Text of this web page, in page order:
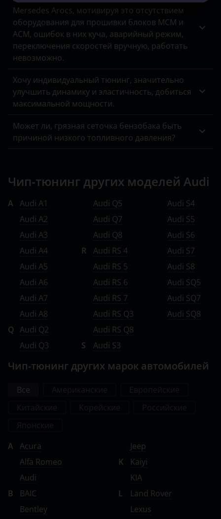
Mersedes Arocs, мотивируя это отсутствием
оборудования для прошивки блоков MCM и
ACM, ошибок в них куча, аварийный режим,
переключения скоростей вручную, работать
невозможно.
Хочу индивидуальный тюнинг, значительно
улучшить динамику и эластичность, добиться
максимальной мощности.
Может ли, грязная сеточка бензобака быть
причиной низкого топливного давления?
Чип-тюнинг других моделей Audi
A
Audi A1
Audi A2
Audi A3
Audi A4
Audi A5
Audi A6
Audi A7
Audi A8
Q Audi Q2
Audi Q3
Audi Q5
Audi Q7
Audi Q8
R
Audi RS 4
Audi RS 5
Audi RS 6
Audi RS 7
Audi RS Q3
Audi RS Q8
S
Audi S3
Audi S4
Audi S5
Audi S6
Audi S7
Audi S8
Audi SQ5
Audi SQ7
Audi SQ8
Чип-тюнинг других марок автомобилей
Все
A
Acura
Alfa Romeo
Audi
B
BAIC
Bentley
Jeep
K
Kaiyi
KIA
L
Land Rover
Lexus